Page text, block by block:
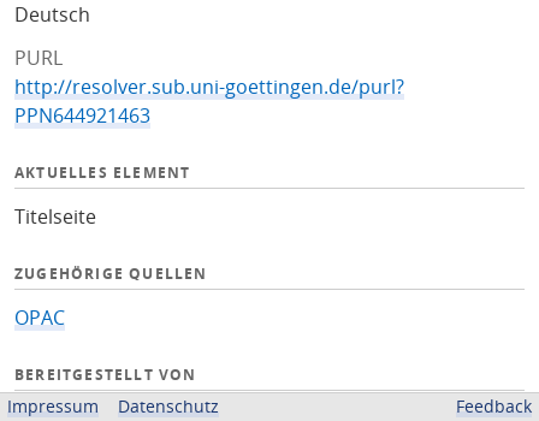
Deutsch
PURL
http://resolver.sub.uni-goettingen.de/purl?
PPN644921463
AKTUELLES ELEMENT
Titelseite
ZUGEHÖRIGE QUELLEN
OPAC
BEREITGESTELLT VON
Impressum Datenschutz Feedback